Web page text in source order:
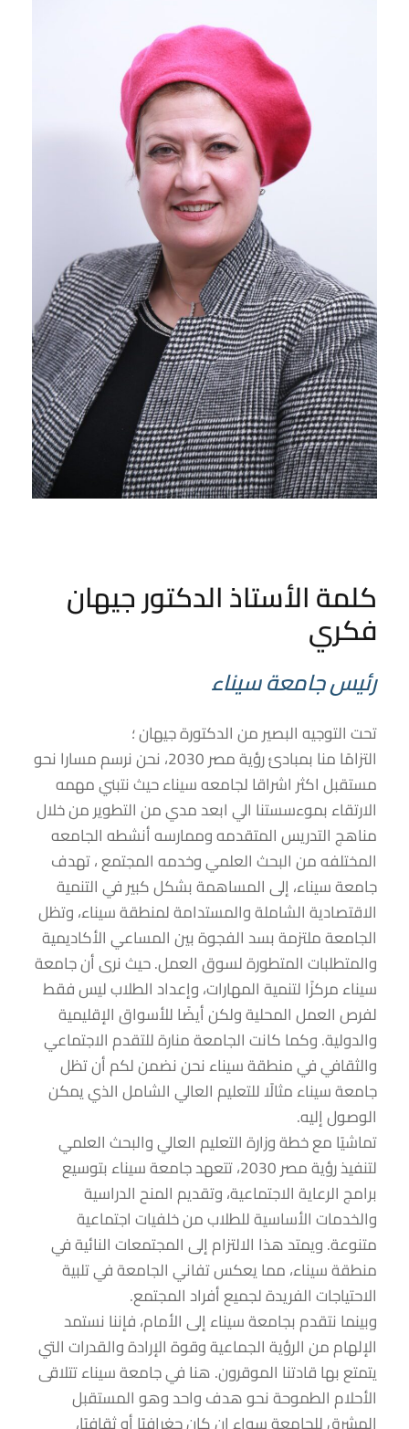
كلمة الأستاذ الدكتور جيهان
فكري
رئيس جامعة سيناء
تحت التوجيه البصير من الدكتورة جيهان ؛
التزامًا منا بمبادئ رؤية مصر 2030، نحن نرسم مسارا نحو
مستقبل اكثر اشراقا لجامعه سيناء حيث نتبني مهمه
الارتقاء بموءسستنا الي ابعد مدي من التطوير من خلال
مناهج التدريس المتقدمه وممارسه أنشطه الجامعه
المختلفه من البحث العلمي وخدمه المجتمع ، تهدف
جامعة سيناء، إلى المساهمة بشكل كبير في التنمية
الاقتصادية الشاملة والمستدامة لمنطقة سيناء، وتظل
الجامعة ملتزمة بسد الفجوة بين المساعي الأكاديمية
والمتطلبات المتطورة لسوق العمل. حيث نرى أن جامعة
سيناء مركزًا لتنمية المهارات، وإعداد الطلاب ليس فقط
لفرص العمل المحلية ولكن أيضًا للأسواق الإقليمية
والدولية. وكما كانت الجامعة منارة للتقدم الاجتماعي
والثقافي في منطقة سيناء نحن نضمن لكم أن تظل
جامعة سيناء مثالًا للتعليم العالي الشامل الذي يمكن
الوصول إليه.
تماشيًا مع خطة وزارة التعليم العالي والبحث العلمي
لتنفيذ رؤية مصر 2030، تتعهد جامعة سيناء بتوسيع
برامج الرعاية الاجتماعية، وتقديم المنح الدراسية
والخدمات الأساسية للطلاب من خلفيات اجتماعية
متنوعة. ويمتد هذا الالتزام إلى المجتمعات النائية في
منطقة سيناء، مما يعكس تفاني الجامعة في تلبية
الاحتياجات الفريدة لجميع أفراد المجتمع.
وبينما نتقدم بجامعة سيناء إلى الأمام، فإننا نستمد
الإلهام من الرؤية الجماعية وقوة الإرادة والقدرات التي
يتمتع بها قادتنا الموقرون. هنا في جامعة سيناء تتلاقى
الأحلام الطموحة نحو هدف واحد وهو المستقبل